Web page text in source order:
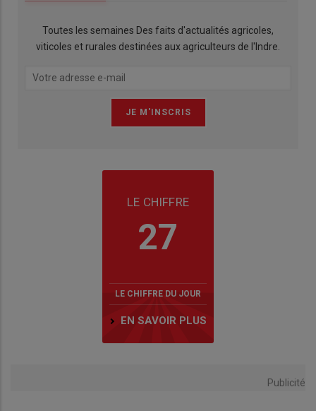
Toutes les semaines Des faits d'actualités agricoles,
viticoles et rurales destinées aux agriculteurs de l'Indre.
LE CHIFFRE
27
LE CHIFFRE DU JOUR
EN SAVOIR PLUS
Publicité